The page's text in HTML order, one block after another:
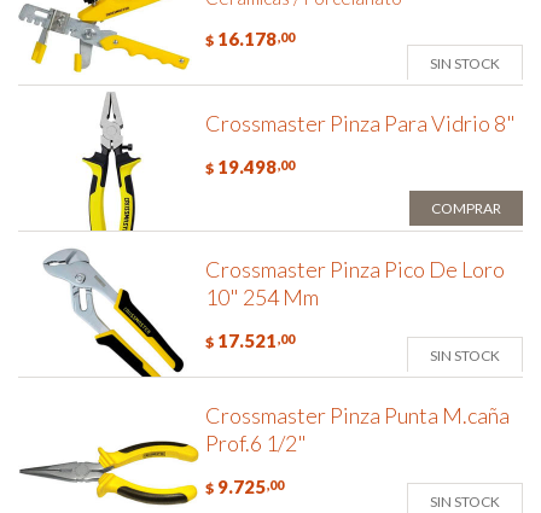
$ 16.178,00
SIN STOCK
Crossmaster Pinza Para Vidrio 8"
$ 19.498,00
COMPRAR
Crossmaster Pinza Pico De Loro
10" 254 Mm
$ 17.521,00
SIN STOCK
Crossmaster Pinza Punta M.caña
Prof.6 1/2"
$ 9.725,00
SIN STOCK